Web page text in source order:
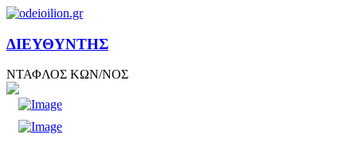
ΔΙΕΥΘΥΝΤΗΣ
ΝΤΑΦΛΟΣ ΚΩΝ/ΝΟΣ